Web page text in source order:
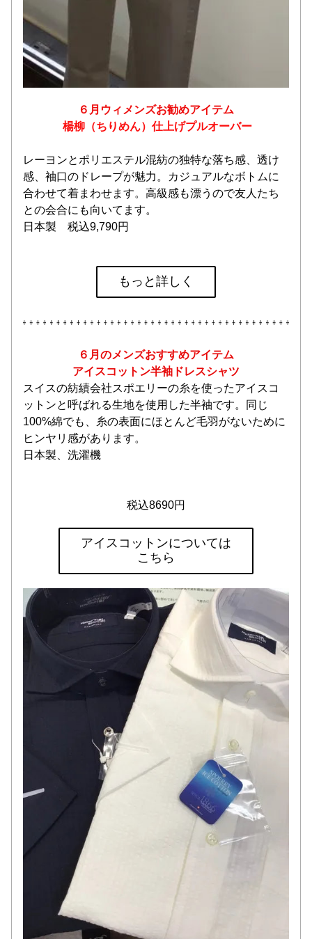
６月ウィメンズお勧めアイテム
楊柳（ちりめん）仕上げプルオーバー
レーヨンとポリエステル混紡の独特な落ち感、透け
感、袖口のドレープが魅力。カジュアルなボトムに
合わせて着まわせます。高級感も漂うので友人たち
との会合にも向いてます。
日本製　税込9,790円
もっと詳しく
６月のメンズおすすめアイテム
アイスコットン半袖ドレスシャツ
スイスの紡績会社スポエリーの糸を使ったアイスコ
ットンと呼ばれる生地を使用した半袖です。同じ
100%綿でも、糸の表面にほとんど毛羽がないために
ヒンヤリ感があります。
日本製、洗濯機
税込8690円
アイスコットンについては
こちら